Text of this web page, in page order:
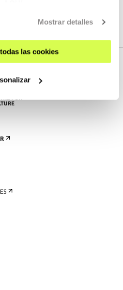
Mostrar detalles
las cookies